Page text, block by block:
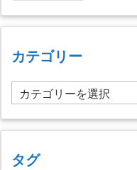
カテゴリー
カ
テ
ゴ
ー
タグ